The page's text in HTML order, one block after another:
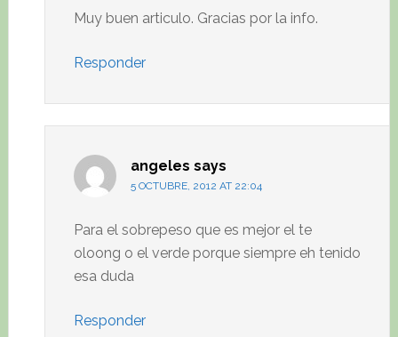
Muy buen articulo. Gracias por la info.
Responder
angeles says
5 OCTUBRE, 2012 AT 22:04
Para el sobrepeso que es mejor el te
oloong o el verde porque siempre eh tenido
esa duda
Responder